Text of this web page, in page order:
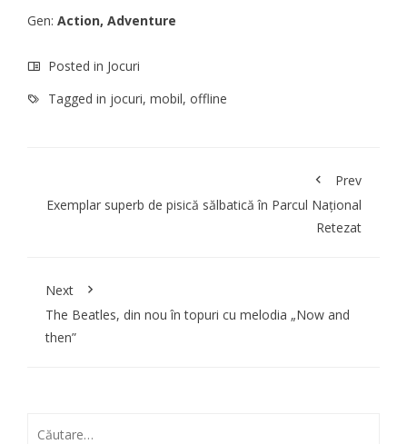
Gen: Action, Adventure
Posted in Jocuri
Tagged in jocuri, mobil, offline
Prev
Exemplar superb de pisică sălbatică în Parcul Național
Retezat
Next
The Beatles, din nou în topuri cu melodia „Now and
then”